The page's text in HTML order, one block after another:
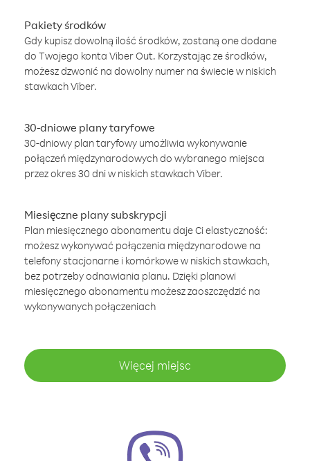
Pakiety środków
Gdy kupisz dowolną ilość środków, zostaną one dodane
do Twojego konta Viber Out. Korzystając ze środków,
możesz dzwonić na dowolny numer na świecie w niskich
stawkach Viber.
30-dniowe plany taryfowe
30-dniowy plan taryfowy umożliwia wykonywanie
połączeń międzynarodowych do wybranego miejsca
przez okres 30 dni w niskich stawkach Viber.
Miesięczne plany subskrypcji
Plan miesięcznego abonamentu daje Ci elastyczność:
możesz wykonywać połączenia międzynarodowe na
telefony stacjonarne i komórkowe w niskich stawkach,
bez potrzeby odnawiania planu. Dzięki planowi
miesięcznego abonamentu możesz zaoszczędzić na
wykonywanych połączeniach
Więcej miejsc